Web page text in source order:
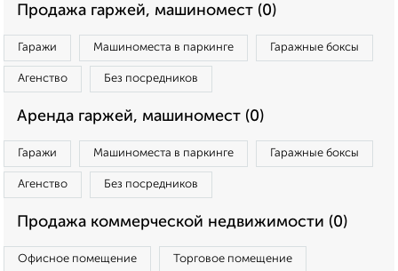
Продажа гаржей, машиномест (0)
Гаражи Машиноместа в паркинге Гаражные боксы
Агенство Без посредников
Аренда гаржей, машиномест (0)
Гаражи Машиноместа в паркинге Гаражные боксы
Агенство Без посредников
Продажа коммерческой недвижимости (0)
Офисное помещение Торговое помещение